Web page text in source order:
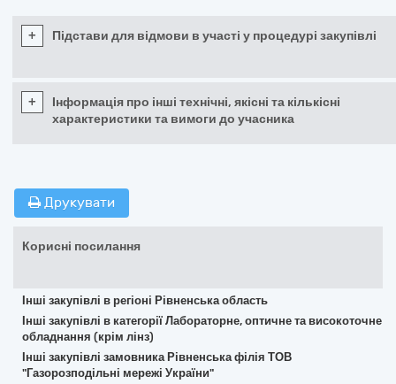
+ Підстави для відмови в участі у процедурі закупівлі
+
Інформація про інші технічні, якісні та кількісні
характеристики та вимоги до учасника
Друкувати
Корисні посилання
Інші закупівлі в регіоні Рівненська область
Інші закупівлі в категорії Лабораторне, оптичне та високоточне
обладнання (крім лінз)
Інші закупівлі замовника Рівненська філія ТОВ
"Газорозподільні мережі України"